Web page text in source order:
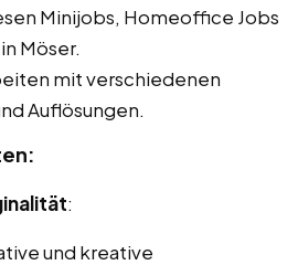
Minijobs, Homeoffice Jobs
Möser.
mit verschiedenen
Auflösungen.
:
und kreative